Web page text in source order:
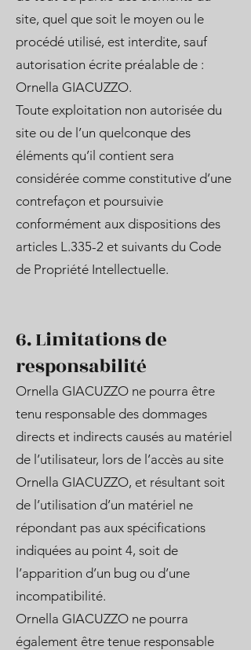
site, quel que soit le moyen ou le
procédé utilisé, est interdite, sauf
autorisation écrite préalable de :
Ornella GIACUZZO.
Toute exploitation non autorisée du
site ou de l’un quelconque des
éléments qu’il contient sera
considérée comme constitutive d’une
contrefaçon et poursuivie
conformément aux dispositions des
articles L.335-2 et suivants du Code
de Propriété Intellectuelle.
6. Limitations de
responsabilité
Ornella GIACUZZO ne pourra être
tenu responsable des dommages
directs et indirects causés au matériel
de l’utilisateur, lors de l’accès au site
Ornella GIACUZZO, et résultant soit
de l’utilisation d’un matériel ne
répondant pas aux spécifications
indiquées au point 4, soit de
l’apparition d’un bug ou d’une
incompatibilité.
Ornella GIACUZZO ne pourra
également être tenue responsable